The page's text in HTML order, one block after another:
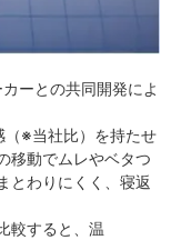
ーとの共同開発によ
（※当社比）を持たせ
移動でムレやベタつ
とわりにくく、寝返
較すると、温